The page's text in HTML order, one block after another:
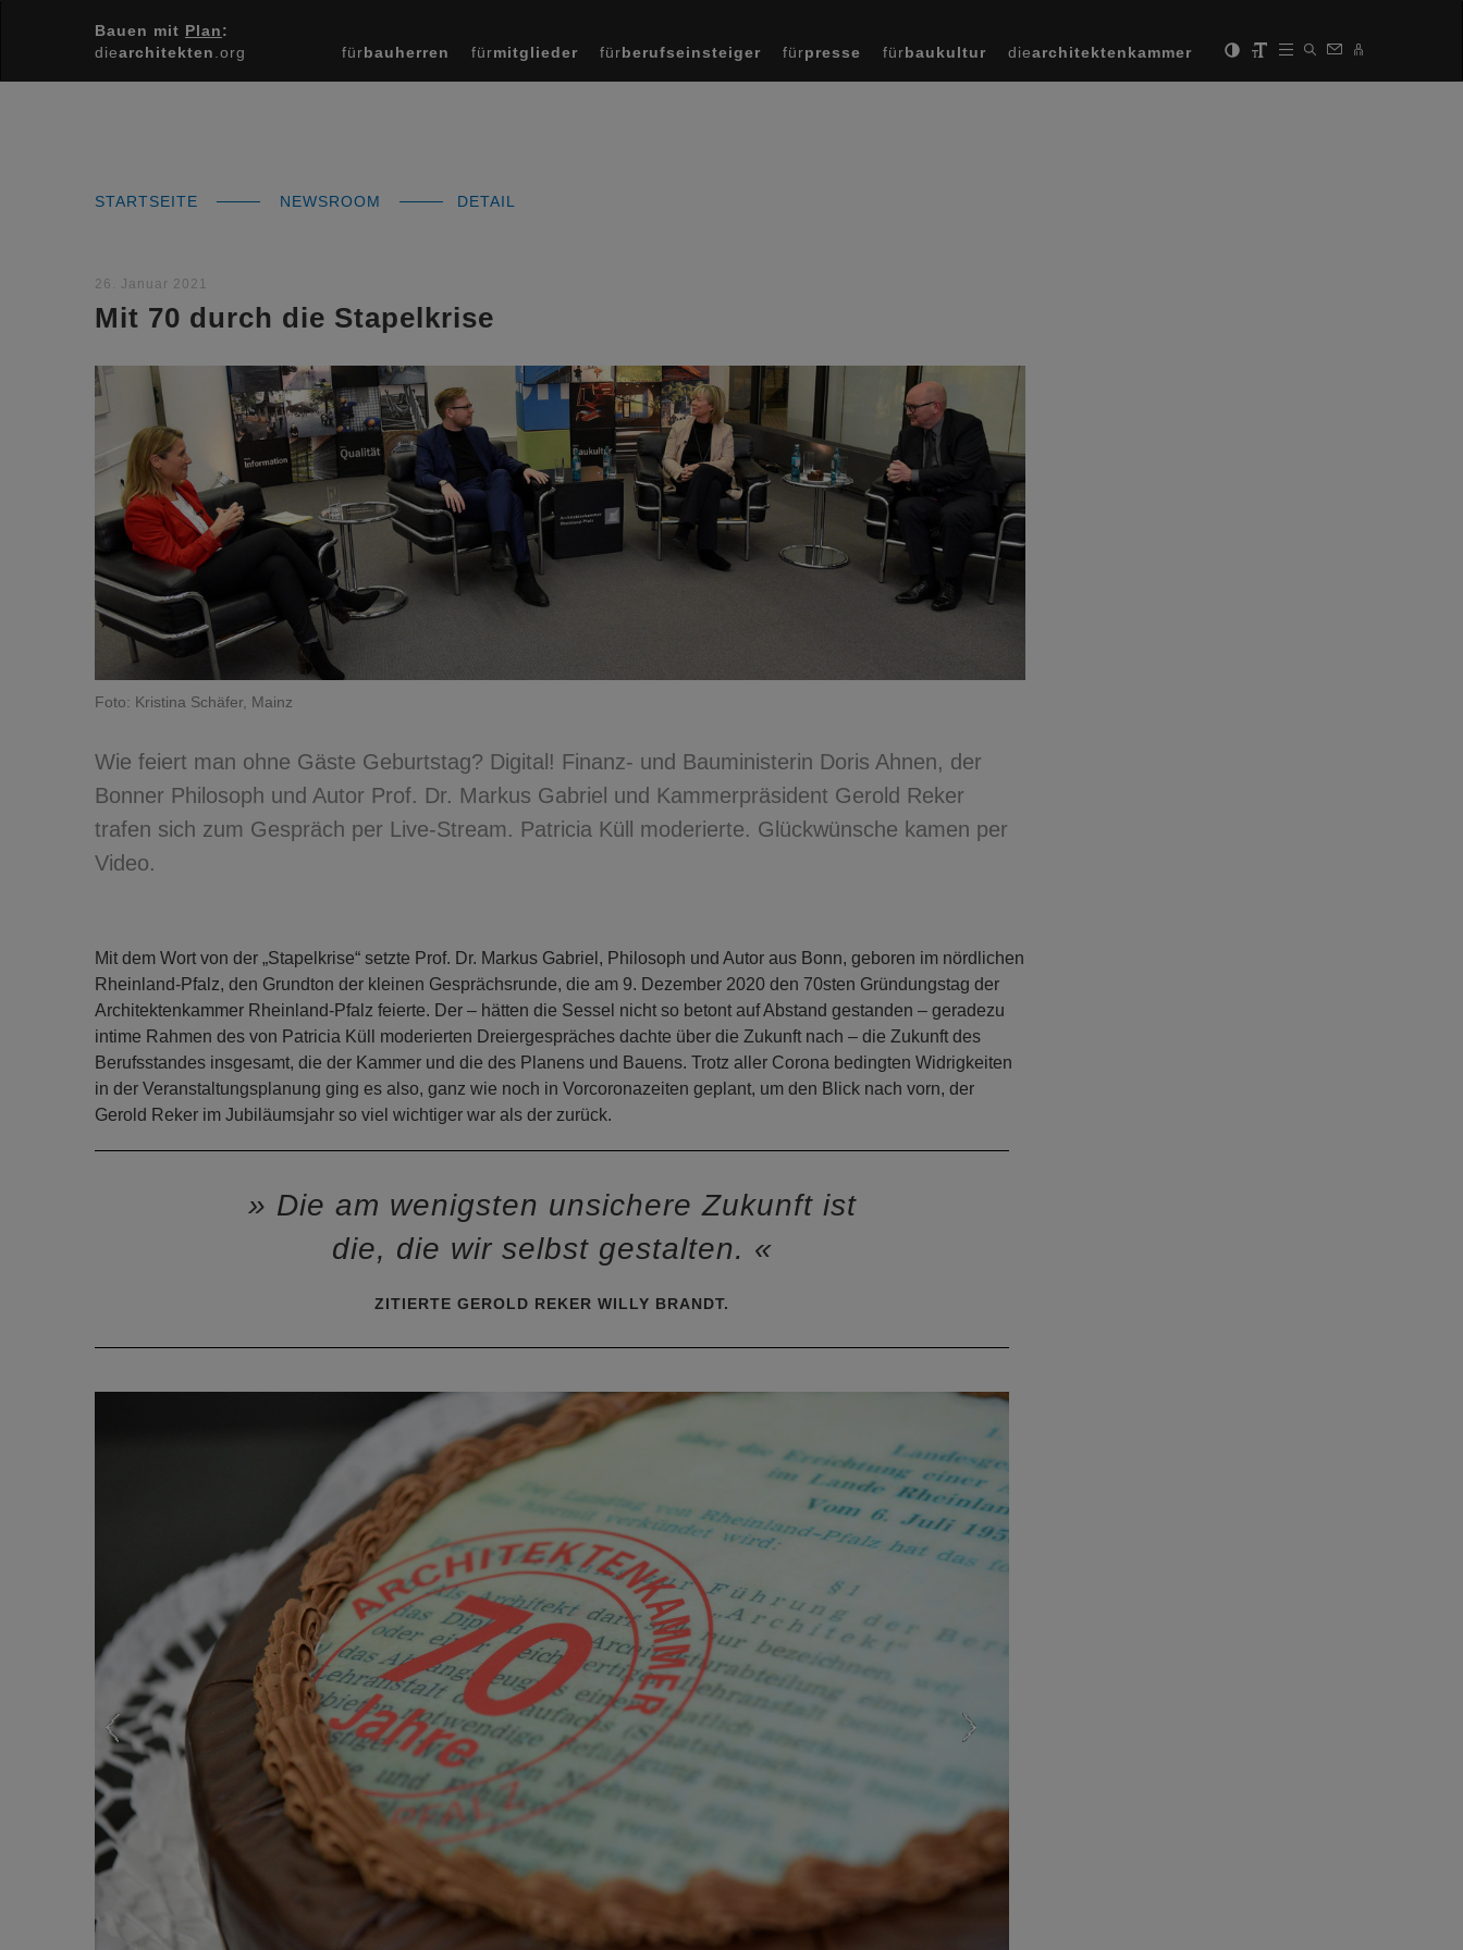
Bauen mit Plan:
diearchitekten .org fürbauherren fürmitglieder fürberufseinsteiger fürpresse fürbaukultur diearchitektenkammer
STARTSEITE NEWSROOM DETAIL
26. Januar 2021
Mit 70 durch die Stapelkrise
Foto: Kristina Schäfer, Mainz
Wie feiert man ohne Gäste Geburtstag? Digital! Finanz- und Bauministerin Doris Ahnen, der
Bonner Philosoph und Autor Prof. Dr. Markus Gabriel und Kammerpräsident Gerold Reker
trafen sich zum Gespräch per Live-Stream. Patricia Küll moderierte. Glückwünsche kamen per
Video.
Mit dem Wort von der „Stapelkrise“ setzte Prof. Dr. Markus Gabriel, Philosoph und Autor aus Bonn, geboren im nördlichen
Rheinland-Pfalz, den Grundton der kleinen Gesprächsrunde, die am 9. Dezember 2020 den 70sten Gründungstag der
Architektenkammer Rheinland-Pfalz feierte. Der – hätten die Sessel nicht so betont auf Abstand gestanden – geradezu
intime Rahmen des von Patricia Küll moderierten Dreiergespräches dachte über die Zukunft nach – die Zukunft des
Berufsstandes insgesamt, die der Kammer und die des Planens und Bauens. Trotz aller Corona bedingten Widrigkeiten
in der Veranstaltungsplanung ging es also, ganz wie noch in Vorcoronazeiten geplant, um den Blick nach vorn, der
Gerold Reker im Jubiläumsjahr so viel wichtiger war als der zurück.
Die am wenigsten unsichere Zukunft ist
die, die wir selbst gestalten.
ZITIERTE GEROLD REKER WILLY BRANDT.
Next